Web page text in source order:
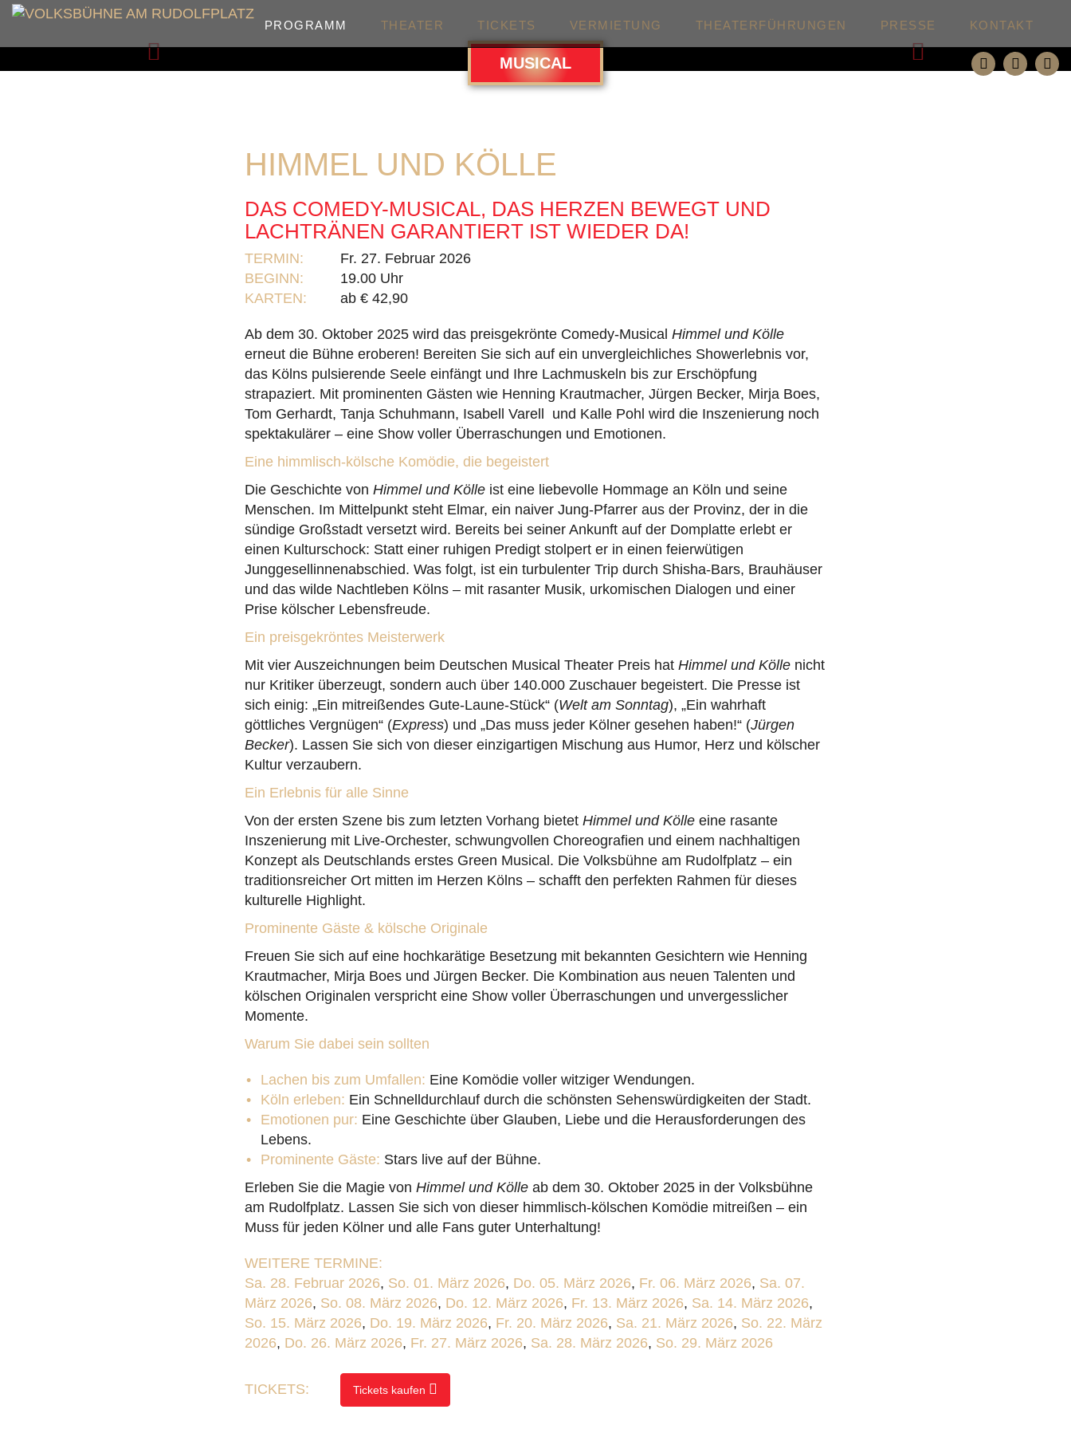
PROGRAMM THEATER TICKETS VERMIETUNG THEATERFÜHRUNGEN PRESSE KONTAKT
Zurück Weiter
MUSICAL
HIMMEL UND KÖLLE
DAS COMEDY-MUSICAL, DAS HERZEN BEWEGT UND
LACHTRÄNEN GARANTIERT IST WIEDER DA!
TERMIN:
Fr. 27. Februar 2026
BEGINN:
19.00 Uhr
KARTEN:
ab € 42,90
Ab dem 30. Oktober 2025 wird das preisgekrönte Comedy-Musical Himmel und Kölle
erneut die Bühne eroberen! Bereiten Sie sich auf ein unvergleichliches Showerlebnis vor,
das Kölns pulsierende Seele einfängt und Ihre Lachmuskeln bis zur Erschöpfung
strapaziert. Mit prominenten Gästen wie Henning Krautmacher, Jürgen Becker, Mirja Boes,
Tom Gerhardt, Tanja Schuhmann, Isabell Varell und Kalle Pohl wird die Inszenierung noch
spektakulärer – eine Show voller Überraschungen und Emotionen.
Eine himmlisch-kölsche Komödie, die begeistert
Die Geschichte von Himmel und Kölle ist eine liebevolle Hommage an Köln und seine
Menschen. Im Mittelpunkt steht Elmar, ein naiver Jung-Pfarrer aus der Provinz, der in die
sündige Großstadt versetzt wird. Bereits bei seiner Ankunft auf der Domplatte erlebt er
einen Kulturschock: Statt einer ruhigen Predigt stolpert er in einen feierwütigen
Junggesellinnenabschied. Was folgt, ist ein turbulenter Trip durch Shisha-Bars, Brauhäuser
und das wilde Nachtleben Kölns – mit rasanter Musik, urkomischen Dialogen und einer
Prise kölscher Lebensfreude.
Ein preisgekröntes Meisterwerk
Mit vier Auszeichnungen beim Deutschen Musical Theater Preis hat Himmel und Kölle nicht
nur Kritiker überzeugt, sondern auch über 140.000 Zuschauer begeistert. Die Presse ist
sich einig: „Ein mitreißendes Gute-Laune-Stück“ (Welt am Sonntag), „Ein wahrhaft
göttliches Vergnügen“ (Express) und „Das muss jeder Kölner gesehen haben!“ (Jürgen
Becker). Lassen Sie sich von dieser einzigartigen Mischung aus Humor, Herz und kölscher
Kultur verzaubern.
Ein Erlebnis für alle Sinne
Von der ersten Szene bis zum letzten Vorhang bietet Himmel und Kölle eine rasante
Inszenierung mit Live-Orchester, schwungvollen Choreografien und einem nachhaltigen
Konzept als Deutschlands erstes Green Musical. Die Volksbühne am Rudolfplatz – ein
traditionsreicher Ort mitten im Herzen Kölns – schafft den perfekten Rahmen für dieses
kulturelle Highlight.
Prominente Gäste & kölsche Originale
Freuen Sie sich auf eine hochkarätige Besetzung mit bekannten Gesichtern wie Henning
Krautmacher, Mirja Boes und Jürgen Becker. Die Kombination aus neuen Talenten und
kölschen Originalen verspricht eine Show voller Überraschungen und unvergesslicher
Momente.
Warum Sie dabei sein sollten
Lachen bis zum Umfallen: Eine Komödie voller witziger Wendungen.
Köln erleben: Ein Schnelldurchlauf durch die schönsten Sehenswürdigkeiten der Stadt.
Emotionen pur: Eine Geschichte über Glauben, Liebe und die Herausforderungen des
Lebens.
Prominente Gäste: Stars live auf der Bühne.
Erleben Sie die Magie von Himmel und Kölle ab dem 30. Oktober 2025 in der Volksbühne
am Rudolfplatz. Lassen Sie sich von dieser himmlisch-kölschen Komödie mitreißen – ein
Muss für jeden Kölner und alle Fans guter Unterhaltung!
WEITERE TERMINE:
Sa. 28. Februar 2026, So. 01. März 2026, Do. 05. März 2026, Fr. 06. März 2026, Sa. 07.
März 2026, So. 08. März 2026, Do. 12. März 2026, Fr. 13. März 2026, Sa. 14. März 2026,
So. 15. März 2026, Do. 19. März 2026, Fr. 20. März 2026, Sa. 21. März 2026, So. 22. März
2026, Do. 26. März 2026, Fr. 27. März 2026, Sa. 28. März 2026, So. 29. März 2026
TICKETS: Tickets kaufen